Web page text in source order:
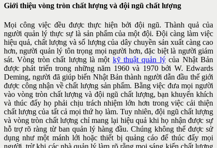
Giới thiệu vòng tròn chất lượng và đội ngũ chất lượng
Mọi công việc đều được thực hiện bởi đội ngũ. Thành quả của
người quản lý thực sự là sản phẩm của một đội. Đội càng làm việc
hiệu quả, chất lượng và số lượng của dây chuyền sản xuất càng cao
hơn, người quản lý tôn trọng mọi người hơn, đặc biệt là người giám
sát. Vòng trònchất lượng là một kỹ thuật quản lýcủa Nhật Bản
được phát triển trong những năm 1960 và 1970 bởi W. Edwards
Deming, người đã giúp biến Nhật Bản thành người dẫn đầu thế giới
được công nhận về chất lượng sản phẩm. Bằng việc đưa mọi người
vào vòng tròn chất lượng và đội ngũ chất lượng, bạn khuyến khích
và thúc đẩy họ phải chịu trách nhiệm lớn hơn trong việc cải thiện
chất lượng của tất cả mọi thứ họ làm. Tuy nhiên,đội ngũ chất lượng
và vòng tròn chất lượng chỉ mang lại hiệu quả khi họ nhận được sự
hỗ trợ rõ ràng từ ban quản lý hàng đầu. Chúng không thể được sử
dụng như một mánh lới hoặc thiết bị quảng cáo để thúc đẩy mọi
người, trừ khi các nhà quản lý làm rõ rằng mọi sáng kiến chất lượng